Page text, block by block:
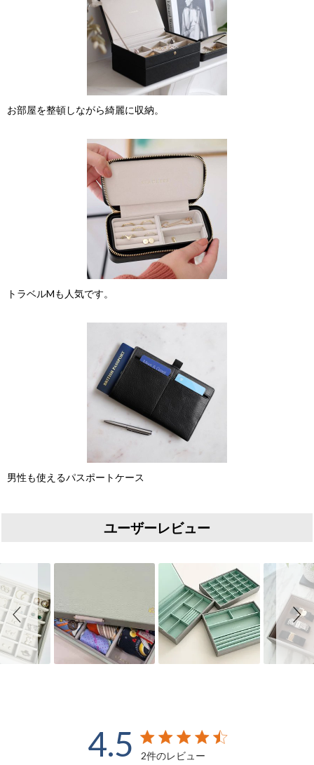
お部屋を整頓しながら綺麗に収納。
トラベルMも人気です。
男性も使えるパスポートケース
ユーザーレビュー
Slide controls
4.5 4.5 out of 5 stars 2 total reviews
2件のレビュー